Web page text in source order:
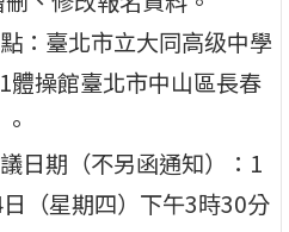
：臺北市立大同高级中學
體操館臺北市中山區長春
日期（不另函通知）：1
（星期四）下午3時30分